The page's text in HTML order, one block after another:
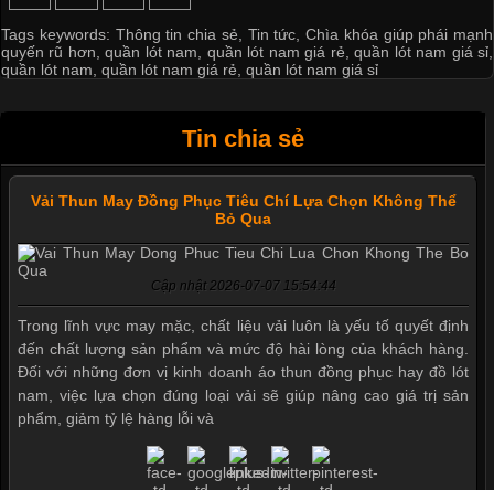
Tags keywords: Thông tin chia sẻ Tin tức Chìa khóa giúp phái mạnh
quyến rũ hơn ,quần lót nam quần lót nam giá rẻ ,quần lót nam giá sỉ
quần lót nam quần lót nam giá rẻ quần lót nam giá sỉ
Tin chia sẻ
Vải Thun May Đồng Phục Tiêu Chí Lựa Chọn Không Thể
Bỏ Qua
Cập nhật 2026-07-07 15:54:44
Trong lĩnh vực may mặc, chất liệu vải luôn là yếu tố quyết định
đến chất lượng sản phẩm và mức độ hài lòng của khách hàng.
Đối với những đơn vị kinh doanh áo thun đồng phục hay đồ lót
nam, việc lựa chọn đúng loại vải sẽ giúp nâng cao giá trị sản
phẩm, giảm tỷ lệ hàng lỗi và